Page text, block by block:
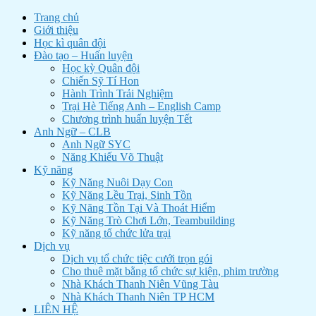
Trang chủ
Giới thiệu
Học kì quân đội
Đào tạo – Huấn luyện
Học kỳ Quân đội
Chiến Sỹ Tí Hon
Hành Trình Trải Nghiệm
Trại Hè Tiếng Anh – English Camp
Chương trình huấn luyện Tết
Anh Ngữ – CLB
Anh Ngữ SYC
Năng Khiếu Võ Thuật
Kỹ năng
Kỹ Năng Nuôi Dạy Con
Kỹ Năng Lều Trại, Sinh Tồn
Kỹ Năng Tồn Tại Và Thoát Hiểm
Kỹ Năng Trò Chơi Lớn, Teambuilding
Kỹ năng tổ chức lửa trại
Dịch vụ
Dịch vụ tổ chức tiệc cưới trọn gói
Cho thuê mặt bằng tổ chức sự kiện, phim trường
Nhà Khách Thanh Niên Vũng Tàu
Nhà Khách Thanh Niên TP HCM
LIÊN HỆ